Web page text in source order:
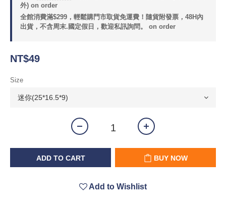
外) on order
全館消費滿$299，輕鬆購門市取貨免運費！隨貨附發票，48H內
出貨，不含周末.國定假日，歡迎私訊詢問。 on order
NT$49
Size
ADD TO CART BUY NOW
Add to Wishlist